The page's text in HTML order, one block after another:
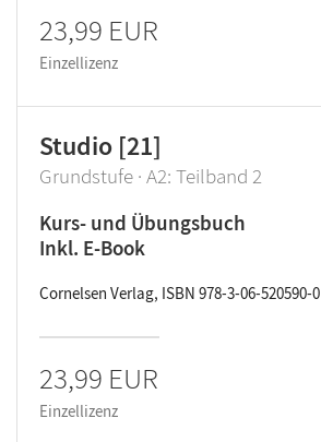
23,99 EUR
Einzellizenz
Studio [21]
Grundstufe · A2: Teilband 2
Kurs- und Übungsbuch
Inkl. E-Book
Cornelsen Verlag, ISBN 978-3-06-520590-0
23,99 EUR
Einzellizenz